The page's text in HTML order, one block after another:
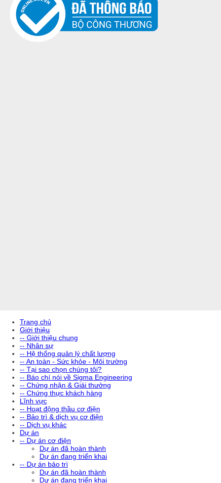
Trang chủ
Giới thiệu
-- Giới thiệu chung
-- Nhân sự
-- Hệ thống quản lý chất lượng
-- An toàn - Sức khỏe - Môi trường
-- Tại sao chọn chúng tôi?
-- Báo chí nói về Sigma Engineering
-- Chứng nhận & Giải thưởng
-- Chứng thực khách hàng
Lĩnh vực
-- Hoạt động thầu cơ điện
-- Bảo trì & dịch vụ cơ điện
-- Dịch vụ khác
Dự án
-- Dự án cơ điện
Dự án đã hoàn thành
Dự án đang triển khai
-- Dự án bảo trì
Dự án đã hoàn thành
Dự án đang triển khai